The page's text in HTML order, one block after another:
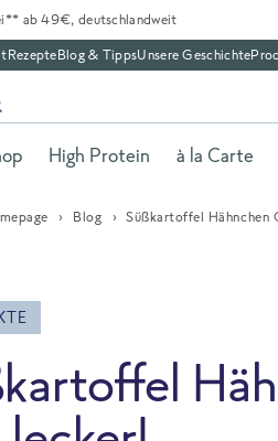
ab 49€, deutschlandweit
RezepteBlog & TippsUnsere Geschichte
High Protein à la Carte
Blog Süßkartoffel Hähnchen